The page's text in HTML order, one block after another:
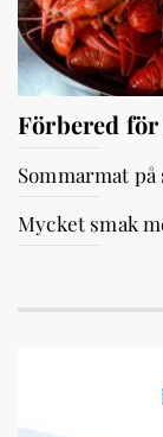
Förbered
Sommarmat
Mycket smak